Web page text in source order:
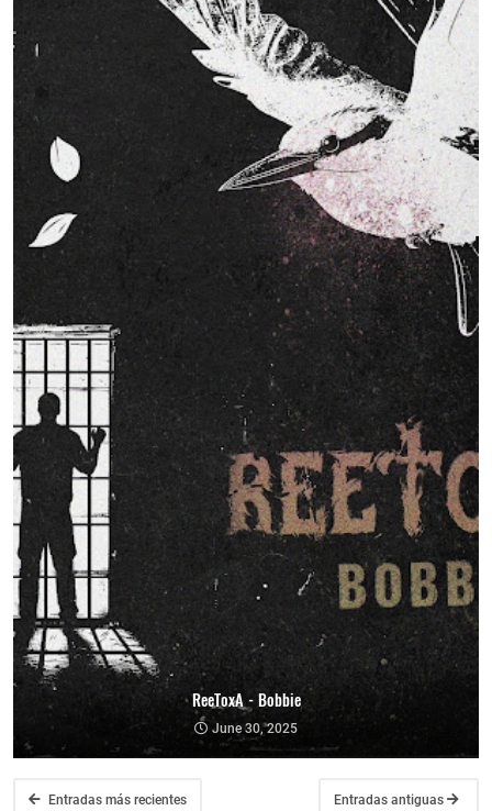
ReeToxA - Bobbie
June 30, 2025
Entradas más recientes Entradas antiguas